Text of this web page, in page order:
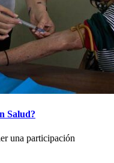
Salud?
una participación